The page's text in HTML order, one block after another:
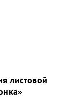
листовой